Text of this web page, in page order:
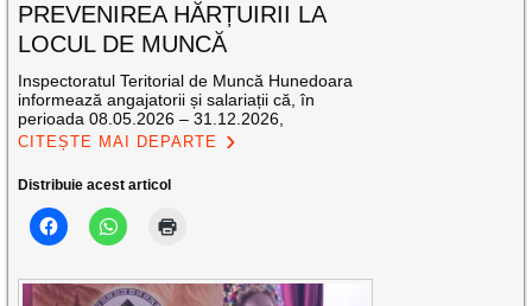
PREVENIREA HĂRȚUIRII LA
LOCUL DE MUNCĂ
Inspectoratul Teritorial de Muncă Hunedoara
informează angajatorii și salariații că, în
perioada 08.05.2026 – 31.12.2026,
CITEȘTE MAI DEPARTE
Distribuie acest articol